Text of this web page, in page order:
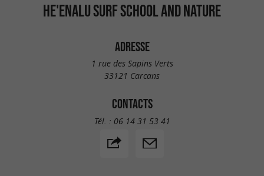
HE'ENALU SURF SCHOOL AND NATURE
ADRESSE
1 rue des Sapins Verts
33121 Carcans
CONTACTS
Tél. : 06 14 31 53 41